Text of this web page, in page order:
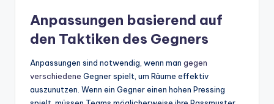
Anpassungen basierend auf
den Taktiken des Gegners
Anpassungen sind notwendig, wenn man gegen
verschiedene Gegner spielt, um Räume effektiv
auszunutzen. Wenn ein Gegner einen hohen Pressing